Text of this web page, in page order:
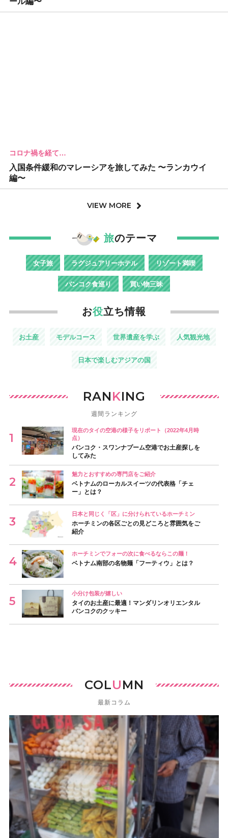
コロナ禍を経て…
入国条件緩和のマレーシアを旅してみた 〜ランカウイ
編〜
VIEW MORE
旅のテーマ
女子旅 ラグジュアリーホテル リゾート満喫
バンコク食巡り 買い物三昧
お役立ち情報
お土産 モデルコース 世界遺産を学ぶ 人気観光地
日本で楽しむアジアの国
RANKING
週間ランキング
現在のタイの空港の様子をリポート（2022年4月時
点）
バンコク・スワンナプーム空港でお土産探しを
してみた
魅力とおすすめの専門店をご紹介
ベトナムのローカルスイーツの代表格「チェ
ー」とは？
日本と同じく「区」に分けられているホーチミン
ホーチミンの各区ごとの見どころと雰囲気をご
紹介
ホーチミンでフォーの次に食べるならこの麺！
ベトナム南部の名物麺「フーティウ」とは？
小分け包装が嬉しい
タイのお土産に最適！マンダリンオリエンタル
バンコクのクッキー
COLUMN
最新コラム